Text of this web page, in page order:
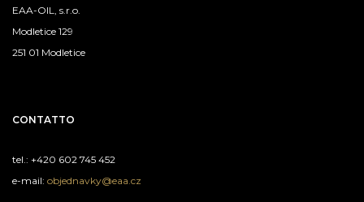
EAA-OIL, s.r.o.
Modletice 129
251 01 Modletice
CONTATTO
tel.: +420 602 745 452
e-mail: objednavky@eaa.cz